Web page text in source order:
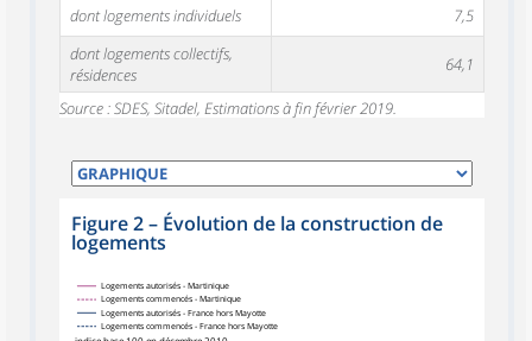
dont logements individuels
7,5
dont logements collectifs,
résidences
64,1
Source : SDES, Sitadel, Estimations à fin février 2019.
Figure 2– Évolution de la construction de
logements
Logements autorisés - Martinique
Logements commencés - Martinique
Logements autorisés - France hors Mayotte
Logements commencés - France hors Mayotte